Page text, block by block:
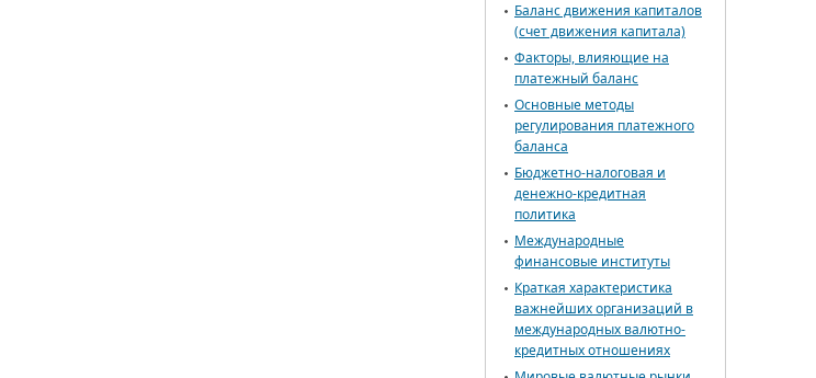
Баланс движения капиталов
(счет движения капитала)
Факторы, влияющие на
платежный баланс
Основные методы
регулирования платежного
баланса
Бюджетно-налоговая и
денежно-кредитная
политика
Международные
финансовые институты
Краткая характеристика
важнейших организаций в
международных валютно-
кредитных отношениях